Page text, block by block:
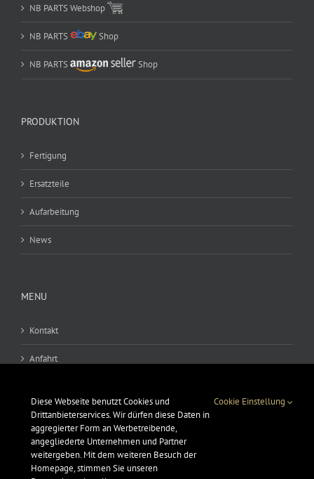
NB PARTS Webshop
NB PARTS Shop
NB PARTS Shop
PRODUKTION
Fertigung
Ersatzteile
Aufarbeitung
News
MENU
Kontakt
Anfahrt
Datenschutz
Impressum
Diese Webseite benutzt Cookies und
Drittanbieterservices. Wir dürfen diese Daten in
aggregierter Form an Werbetreibende,
angegliederte Unternehmen und Partner
weitergeben. Mit dem weiteren Besuch der
Homepage, stimmen Sie unseren
Cookie Einstellung